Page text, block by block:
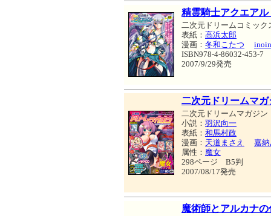
精霊騎士アクエア
二次元ドリームコミック
表紙： 高浜太郎
漫画： 冬和こたつ
ISBN978-4-86032-453-7
2007/9/29発売
二次元ドリームマガ
二次元ドリームマガジン
小説： 羽沢向一
表紙： 和馬村政
漫画： 天道まさえ
嘉
属性： 魔女
298ページ B5判
2007/08/17発売
魔術師とアルカナの